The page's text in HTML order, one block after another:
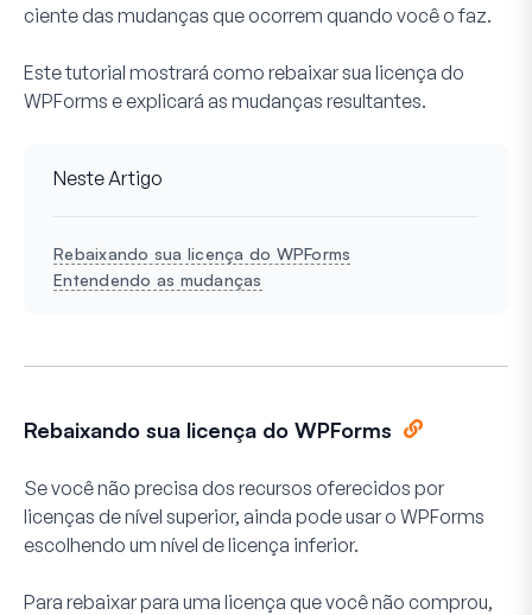
ciente das mudanças que ocorrem quando você o faz.
Este tutorial mostrará como rebaixar sua licença do
WPForms e explicará as mudanças resultantes.
Neste Artigo
Rebaixando sua licença do WPForms
Entendendo as mudanças
Rebaixando sua licença do WPForms
Se você não precisa dos recursos oferecidos por
licenças de nível superior, ainda pode usar o WPForms
escolhendo um nível de licença inferior.
Para rebaixar para uma licença que você não comprou,